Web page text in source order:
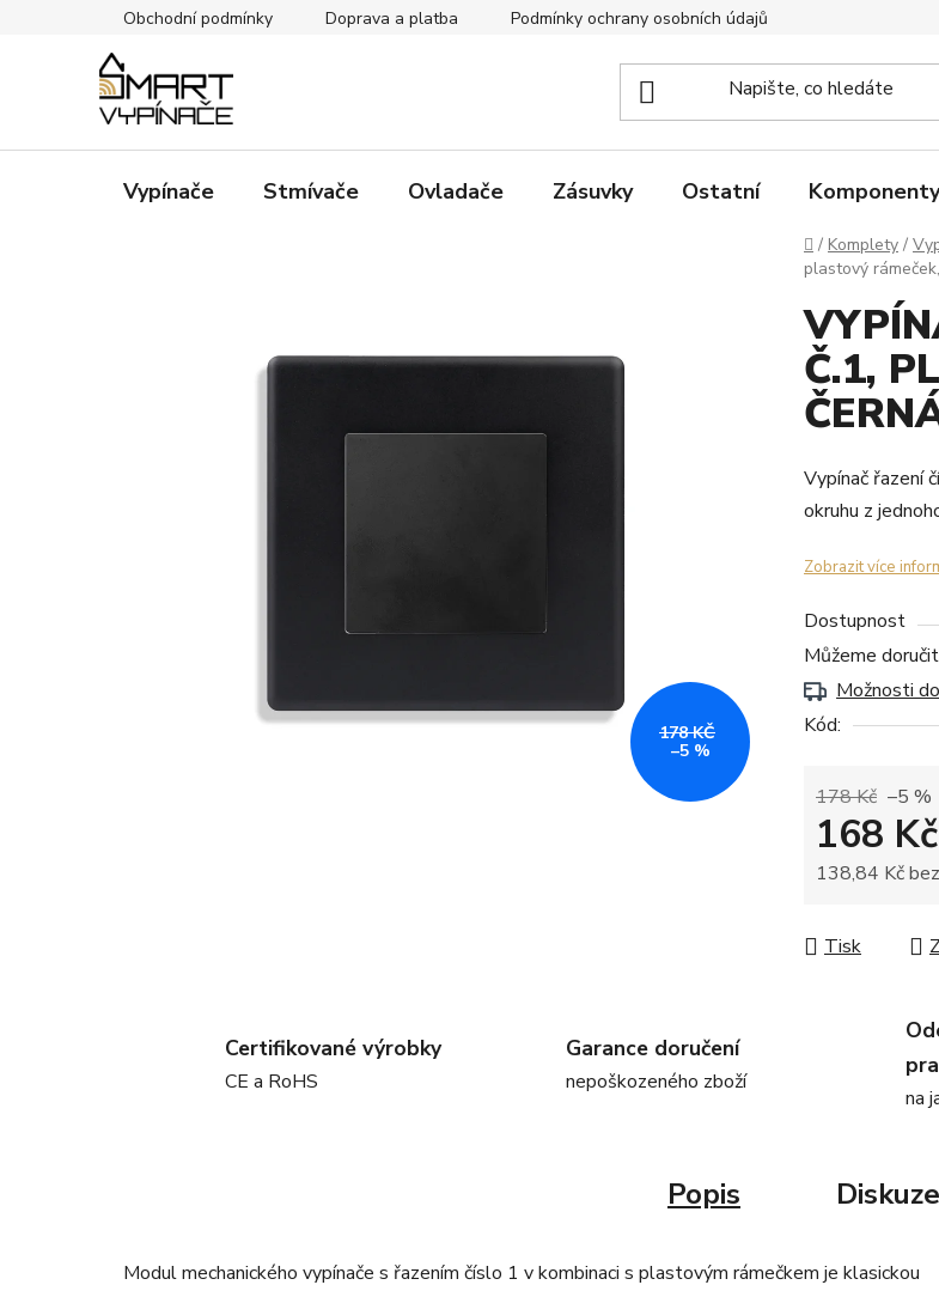
Obchodní podmínky Doprava a platba Podmínky ochrany osobních údajů
Vypínače Stmívače Ovladače Zásuvky Ostatní Komponenty
Domů
/ Komplety /
plastový
Č.1,
Vypínač řazení
okruhu z
Zobrazit více
Dostupnost
Můžeme
Možnosti
Kód:
178 Kč –5 %
168 Kč
138,84 Kč
Tisk
178 KČ
–5 %
Certifikované výrobky
CE a RoHS
Garance doručení
nepoškozeného zboží
na
Popis Diskuze
Modul mechanického vypínače s řazením číslo 1 v kombinaci s plastovým rámečkem je klasickou